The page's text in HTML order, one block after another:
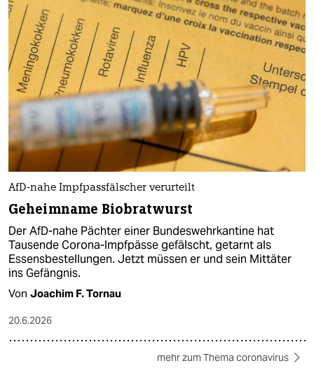
AfD-nahe Impfpassfälscher verurteilt
Geheimname Biobratwurst
Der AfD-nahe Pächter einer Bundeswehrkantine hat
Tausende Corona-Impfpässe gefälscht, getarnt als
Essensbestellungen. Jetzt müssen er und sein Mittäter
ins Gefängnis.
Von Joachim F. Tornau
20.6.2026
mehr zum Thema coronavirus